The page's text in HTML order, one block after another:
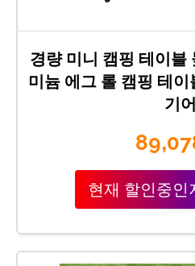
경량 미니 캠핑 테이블
미늄 에그 롤 캠핑 테
기어
현재 할인중인